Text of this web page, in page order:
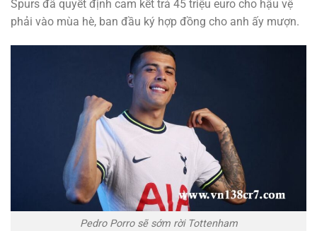
Spurs đã quyết định cam kết trả 45 triệu euro cho hậu vệ
phải vào mùa hè, ban đầu ký hợp đồng cho anh ấy mượn.
Pedro Porro sẽ sớm rời Tottenham